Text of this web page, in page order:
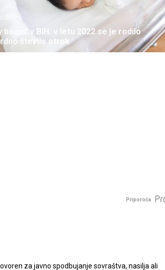
boom' v BiH: v letu 2022 se je rodilo
število otrok
Priporoča
za javno spodbujanje sovraštva, nasilja ali